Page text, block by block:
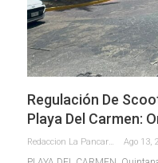
Regulación De
Playa Del Carmen:
Ago 13,